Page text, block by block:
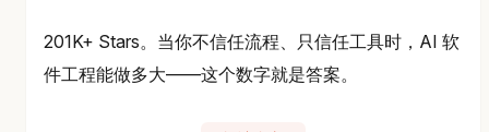
201K+ Stars。当你不信任流程、只信任工具时，AI 软
件工程能做多大——这个数字就是答案。